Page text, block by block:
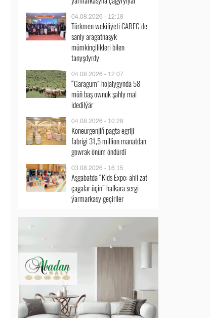
04.08.2026 - 12:18
Türkmen wekiliýeti CAREC-de
sanly aragatnaşyk
mümkinçilikleri bilen
tanyşdyrdy
04.08.2026 - 12:07
“Garagum” hojalygynda 58
müň baş ownuk şahly mal
idedilýär
04.08.2026 - 10:28
Köneürgenjiň pagta egriji
fabrigi 31,5 million manatdan
gowrak önüm öndürdi
03.08.2026 - 16:15
Aşgabatda “Kids Expo: ähli zat
çagalar üçin” halkara sergi-
ýarmarkasy geçiriler